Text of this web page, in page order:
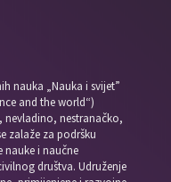
nauka „Nauka i svijet”
and the world“)
nevladino, nestranačko,
zalaže za podršku
i naučne
društva. Udruženje